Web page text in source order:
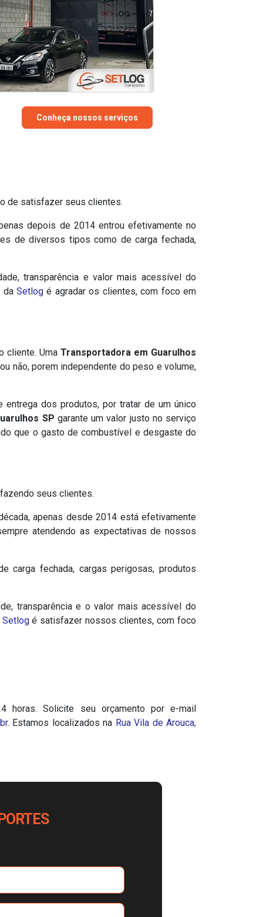
Conheça nossos serviços
de satisfazer seus clientes.
depois de 2014 entrou efetivamente no
de diversos tipos como de carga fechada,
transparência e valor mais acessível do
da Setlogé agradar os clientes, com foco em
cliente. Uma Transportadora em Guarulhos
não, porem independente do peso e volume,
entrega dos produtos, por tratar de um único
SP garante um valor justo no serviço
que o gasto de combustível e desgaste do
seus clientes.
apenas desde 2014 está efetivamente
atendendo as expectativas de nossos
carga fechada, cargas perigosas, produtos
transparência e o valor mais acessível do
Setlogé satisfazer nossos clientes, com foco
horas. Solicite seu orçamento por e-mail
. Estamos localizados na Rua Vila de Arouca,